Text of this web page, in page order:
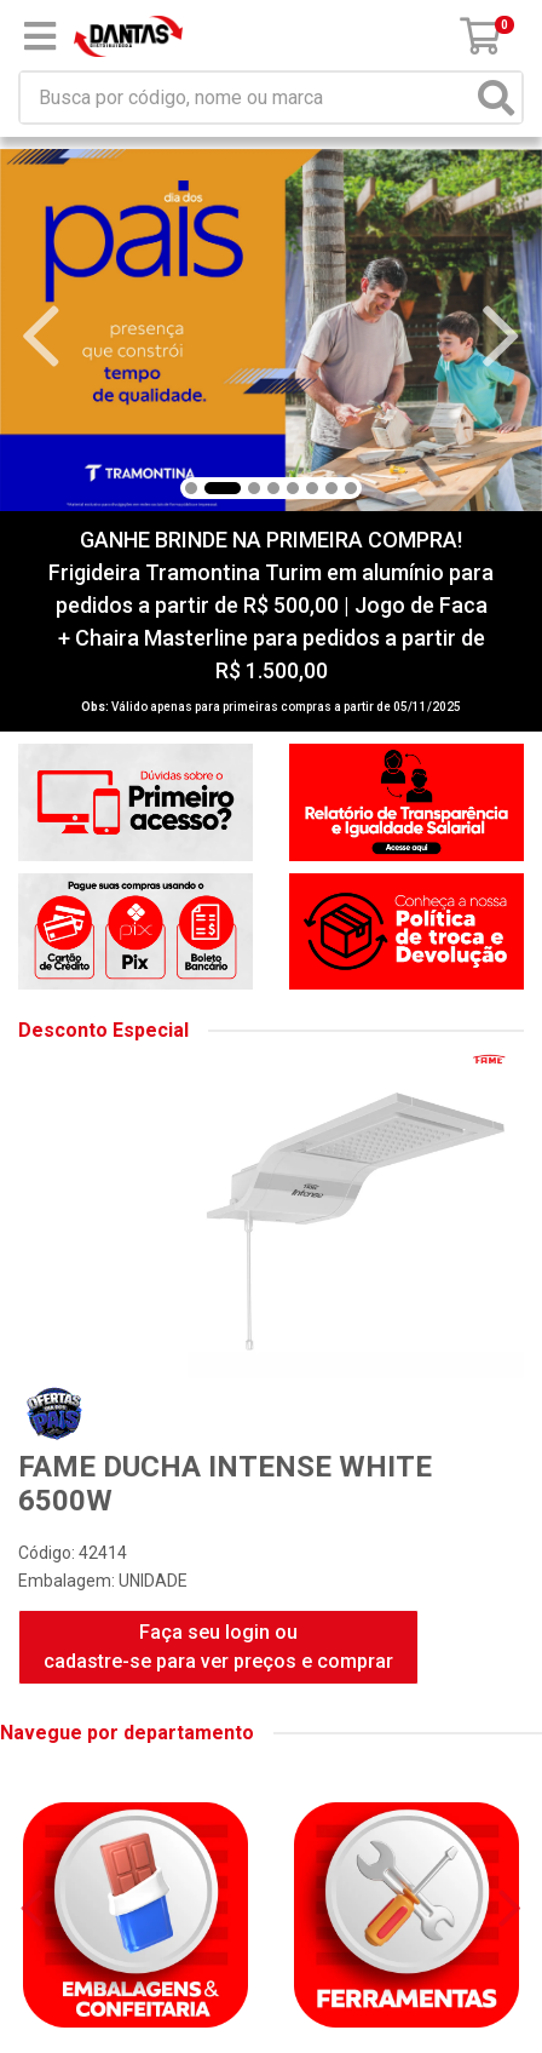
Receba da DANTAS DISTRIBUIDORA mensagem de
promoções e novidades em seu computador e/ou
celular!
Não permitir Permitir
Powered by SendPulse
×
0
GANHE BRINDE NA PRIMEIRA COMPRA!
Frigideira Tramontina Turim em alumínio para
pedidos a partir de R$ 500,00 | Jogo de Faca
+ Chaira Masterline para pedidos a partir de
R$ 1.500,00
Obs: Válido apenas para primeiras compras a partir de 05/11/2025
FAME DUCHA INTENSE WHITE
6500W
Embalagem: UNIDADE
Faça seu login ou
cadastre-se para ver preços e comprar
Navegue por departamento